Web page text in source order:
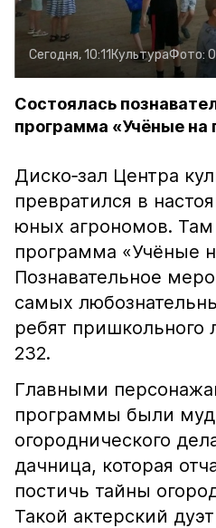
Сегодня, 10:11 КультураФото:
Состоялась
программа «Учёные на
Диско‑зал Центра
превратился в
юных агрономов.
программа «Учёные
Познавательное
самых
ребят
232.
Главными
программы были
огороднического
дачница, которая
постичь тайны
Такой актерский